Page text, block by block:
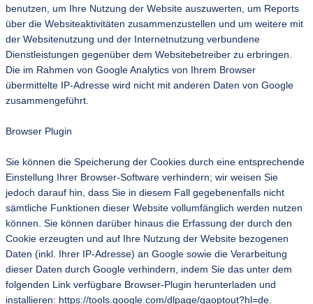
benutzen, um Ihre Nutzung der Website auszuwerten, um Reports
über die Websiteaktivitäten zusammenzustellen und um weitere mit
der Websitenutzung und der Internetnutzung verbundene
Dienstleistungen gegenüber dem Websitebetreiber zu erbringen.
Die im Rahmen von Google Analytics von Ihrem Browser
übermittelte IP-Adresse wird nicht mit anderen Daten von Google
zusammengeführt.
Browser Plugin
Sie können die Speicherung der Cookies durch eine entsprechende
Einstellung Ihrer Browser-Software verhindern; wir weisen Sie
jedoch darauf hin, dass Sie in diesem Fall gegebenenfalls nicht
sämtliche Funktionen dieser Website vollumfänglich werden nutzen
können. Sie können darüber hinaus die Erfassung der durch den
Cookie erzeugten und auf Ihre Nutzung der Website bezogenen
Daten (inkl. Ihrer IP-Adresse) an Google sowie die Verarbeitung
dieser Daten durch Google verhindern, indem Sie das unter dem
folgenden Link verfügbare Browser-Plugin herunterladen und
installieren: https://tools.google.com/dlpage/gaoptout?hl=de.